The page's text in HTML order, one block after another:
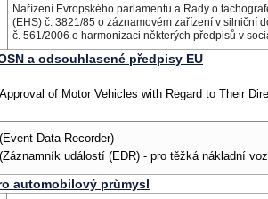
Nařízení Evropského parlamentu a Rady o
(EHS) č. 3821/85 o záznamovém zařízení v silniční
č. 561/2006 o harmonizaci některých předpisů v
a odsouhlasené předpisy EU
Approval of Motor Vehicles with Regard to Their
(Event Data Recorder)
(Záznamník událostí (EDR) - pro těžká nákladní
automobilový průmysl